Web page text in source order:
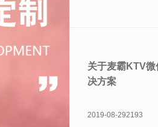
关于麦霸KTV
决方案
2019-08-292193